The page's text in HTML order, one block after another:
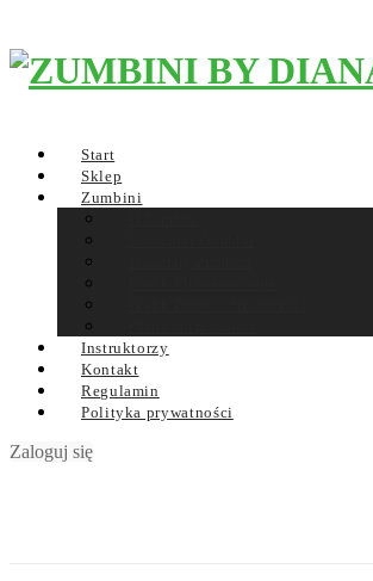
Start
Sklep
Zumbini
Instruktorzy
Kontakt
Regulamin
Polityka prywatności
Zaloguj się